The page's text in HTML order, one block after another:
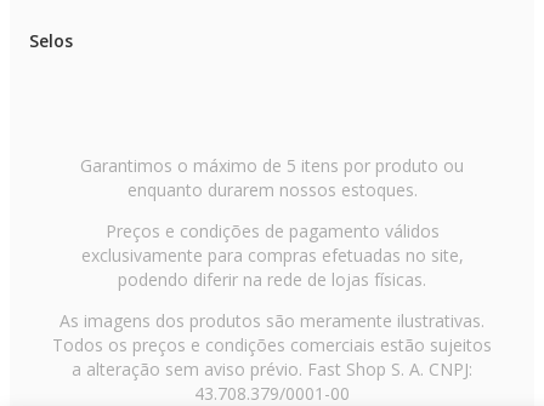
Selos
Garantimos o máximo de 5 itens por produto ou
enquanto durarem nossos estoques.
Preços e condições de pagamento válidos
exclusivamente para compras efetuadas no site,
podendo diferir na rede de lojas físicas.
As imagens dos produtos são meramente ilustrativas.
Todos os preços e condições comerciais estão sujeitos
a alteração sem aviso prévio. Fast Shop S. A. CNPJ:
43.708.379/0001-00